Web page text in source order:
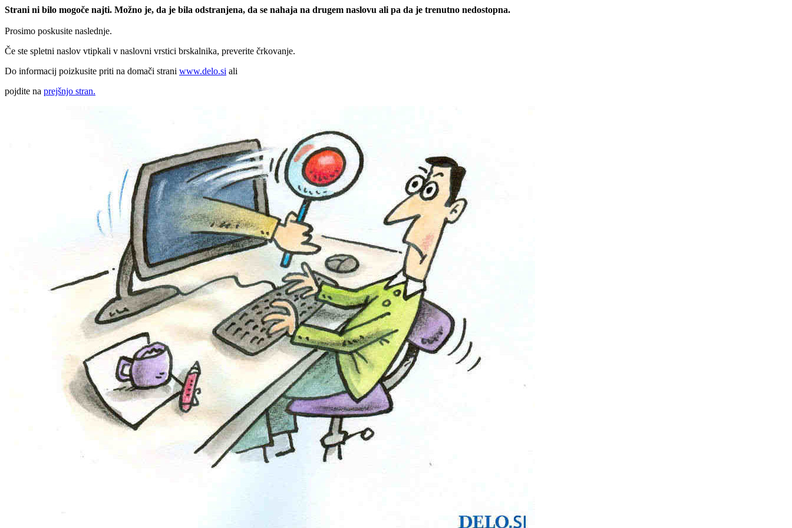
Strani ni bilo mogoče najti. Možno je, da je bila odstranjena, da se nahaja na drugem naslovu ali pa da je trenutno nedostopna.
Prosimo poskusite naslednje.
Če ste spletni naslov vtipkali v naslovni vrstici brskalnika, preverite črkovanje.
Do informacij poizkusite priti na domači strani www.delo.si ali
pojdite na prejšnjo stran.